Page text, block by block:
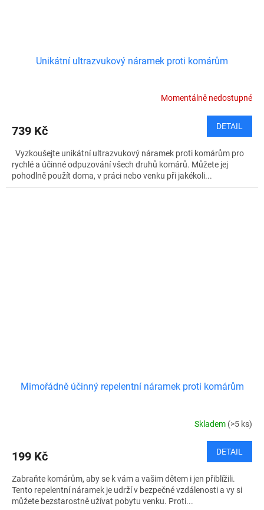
Unikátní ultrazvukový náramek proti komárům
Momentálně nedostupné
739 Kč DETAIL
Vyzkoušejte unikátní ultrazvukový náramek proti komárům pro
rychlé a účinné odpuzování všech druhů komárů. Můžete jej
pohodlně použít doma, v práci nebo venku při jakékoli...
Mimořádně účinný repelentní náramek proti komárům
Skladem (>5 ks)
199 Kč DETAIL
Zabraňte komárům, aby se k vám a vašim dětem i jen přiblížili.
Tento repelentní náramek je udrží v bezpečné vzdálenosti a vy si
můžete bezstarostně užívat pobytu venku. Proti...